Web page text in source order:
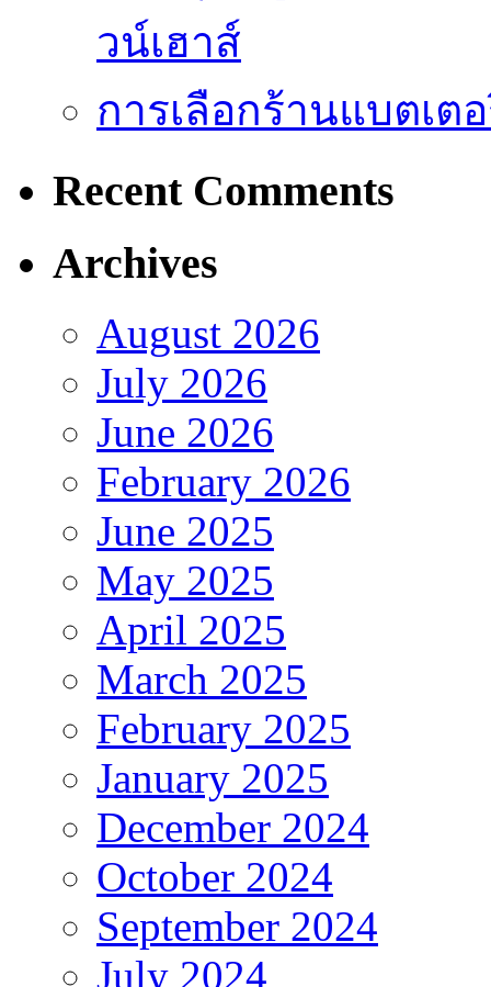
วน์เฮาส์
การเลือกร้านแบตเต
Recent Comments
Archives
August 2026
July 2026
June 2026
February 2026
June 2025
May 2025
April 2025
March 2025
February 2025
January 2025
December 2024
October 2024
September 2024
July 2024